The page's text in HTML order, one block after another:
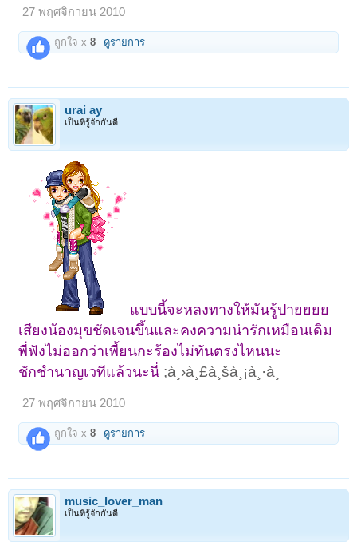
27 พฤศจิกายน 2010
ถูกใจ x8 ดูรายการ
urai ay
เป็นที่รู้จักกันดี
แบบนี้จะหลงทางให้มันรู้ปายยยย
เสียงน้องมุขชัดเจนขึ้นและคงความน่ารักเหมือนเดิม
พี่ฟังไม่ออกว่าเพี้ยนกะร้องไม่ทันตรงไหนนะ
ชักชำนาญเวทีแล้วนะนี่ ;à¸›à¸£à¸šà¸¡à¸·à¸­
27 พฤศจิกายน 2010
ถูกใจ x8 ดูรายการ
music_lover_man
เป็นที่รู้จักกันดี